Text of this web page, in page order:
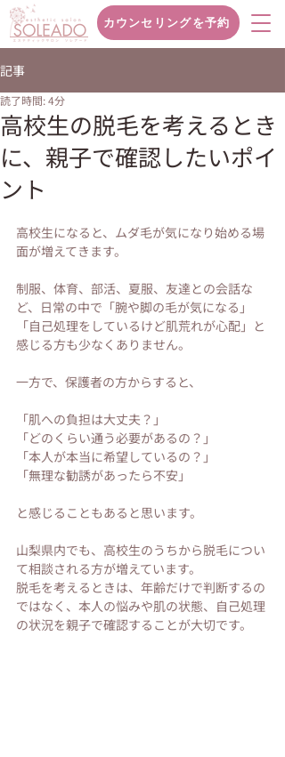
カウンセリングを予約
記事
高校生の脱毛を考えるとき
に、親子で確認したいポイ
ント
読了時間: 4分
高校生になると、ムダ毛が気になり始める場
面が増えてきます。
制服、体育、部活、夏服、友達との会話な
ど、日常の中で「腕や脚の毛が気になる」
「自己処理をしているけど肌荒れが心配」と
感じる方も少なくありません。
一方で、保護者の方からすると、
「肌への負担は大丈夫？」
「どのくらい通う必要があるの？」
「本人が本当に希望しているの？」
「無理な勧誘があったら不安」
と感じることもあると思います。
山梨県内でも、高校生のうちから脱毛につい
て相談される方が増えています。
脱毛を考えるときは、年齢だけで判断するの
ではなく、本人の悩みや肌の状態、自己処理
の状況を親子で確認することが大切です。